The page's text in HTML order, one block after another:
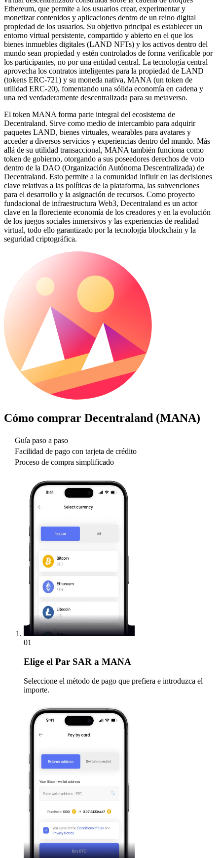
Ethereum, que permite a los usuarios crear, experimentar y
monetizar contenidos y aplicaciones dentro de un reino digital
propiedad de los usuarios. Su objetivo principal es establecer un
entorno virtual persistente, compartido y abierto en el que los
bienes inmuebles digitales (LAND NFTs) y los activos dentro del
mundo sean propiedad y estén controlados de forma verificable por
los participantes, no por una entidad central. La tecnología central
aprovecha los contratos inteligentes para la propiedad de LAND
(tokens ERC-721) y su moneda nativa, MANA (un token de
utilidad ERC-20), fomentando una sólida economía en cadena y
una red verdaderamente descentralizada para su metaverso.
El token MANA forma parte integral del ecosistema de
Decentraland. Sirve como medio de intercambio para adquirir
paquetes LAND, bienes virtuales, wearables para avatares y
acceder a diversos servicios y experiencias dentro del mundo. Más
allá de su utilidad transaccional, MANA también funciona como
token de gobierno, otorgando a sus poseedores derechos de voto
dentro de la DAO (Organización Autónoma Descentralizada) de
Decentraland. Esto permite a la comunidad influir en las decisiones
clave relativas a las políticas de la plataforma, las subvenciones
para el desarrollo y la asignación de recursos. Como proyecto
fundacional de infraestructura Web3, Decentraland es un actor
clave en la floreciente economía de los creadores y en la evolución
de los juegos sociales inmersivos y las experiencias de realidad
virtual, todo ello garantizado por la tecnología blockchain y la
seguridad criptográfica.
Cómo comprar Decentraland (MANA)
Guía paso a paso
Facilidad de pago con tarjeta de crédito
Proceso de compra simplificado
01
Elige el Par SAR a MANA
Seleccione el método de pago que prefiera e introduzca el
importe.